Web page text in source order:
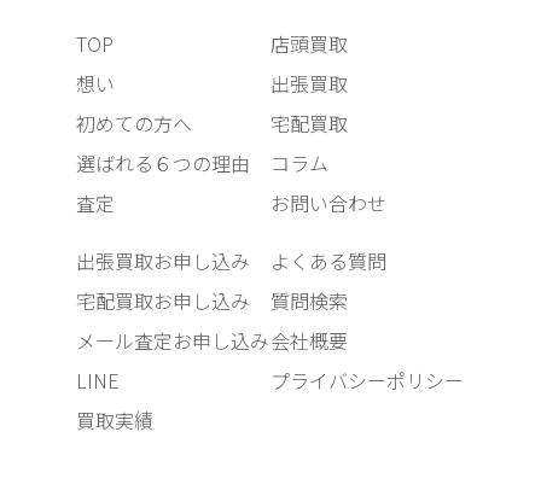
TOP
想い
初めての方へ
選ばれる６つの理由
査定
店頭買取
出張買取
宅配買取
コラム
お問い合わせ
出張買取お申し込み
宅配買取お申し込み
メール査定お申し込み
LINE
買取実績
よくある質問
質問検索
会社概要
プライバシーポリシー